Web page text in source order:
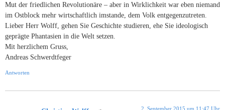
Mut der friedlichen Revolutionäre – aber in Wirklichkeit war eben niemand
im Ostblock mehr wirtschaftlich imstande, dem Volk entgegenzutreten.
Lieber Herr Wolff, gehen Sie Geschichte studieren, ehe Sie ideologisch
geprägte Phantasien in die Welt setzen.
Mit herzlichem Gruss,
Andreas Schwerdtfeger
Antworten
2. September 2015 um 11:47 Uhr